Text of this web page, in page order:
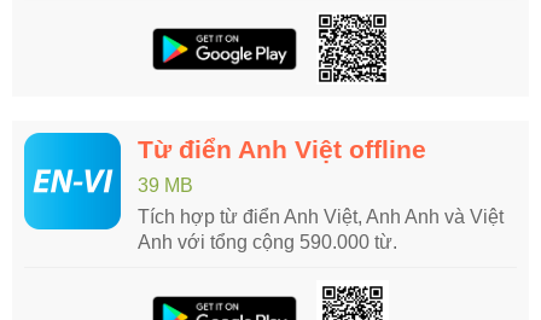
Từ điển Anh Việt offline
39 MB
Tích hợp từ điển Anh Việt, Anh Anh và Việt
Anh với tổng cộng 590.000 từ.